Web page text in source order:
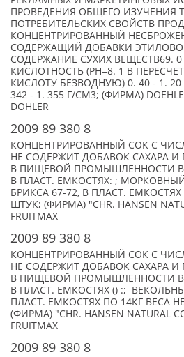
ПРОВЕДЕНИЯ ОБЩЕГО ИЗУЧЕНИЯ
ПОТРЕБИТЕЛЬСКИХ СВОЙСТВ
КОНЦЕНТРИРОВАННЫЙ
СОДЕРЖАЩИЙ ДОБАВКИ
СОДЕРЖАНИЕ СУХИХ ВЕЩЕСТВ69.
КИСЛОТНОСТЬ (РН=8. 1 В
КИСЛОТУ БЕЗВОДНУЮ) 0. 40 - 1. 20
342 - 1. 355 Г/СМ3; (ФИРМА)
DOHLER
2009 89 380 8
КОНЦЕНТРИРОВАННЫЙ СОК С
НЕ СОДЕРЖИТ ДОБАВОК САХАРА
В ПИЩЕВОЙ ПРОМЫШЛЕННОСТИ В
В ПЛАСТ. ЕМКОСТЯХ: ;
БРИКСА 67-72, В ПЛАСТ.
ШТУК; (ФИРМА) "CHR. HANSEN
FRUITMAX
2009 89 380 8
КОНЦЕНТРИРОВАННЫЙ СОК С
НЕ СОДЕРЖИТ ДОБАВОК САХАРА
В ПИЩЕВОЙ ПРОМЫШЛЕННОСТИ В
В ПЛАСТ. ЕМКОСТЯХ () :;
ПЛАСТ. ЕМКОСТЯХ ПО 14КГ ВЕСА
(ФИРМА) "CHR. HANSEN NATURAL
FRUITMAX
2009 89 380 8